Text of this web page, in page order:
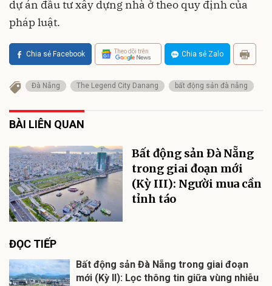
dự án đầu tư xây dựng nhà ở theo quy định của
pháp luật.
Chia sẻ Facebook Theo dõi trên Chia sẻ Zalo
Đà Nẵng The Legend City Danang bất động sản đà nẵng
BÀI LIÊN QUAN
Bất động sản Đà Nẵng
trong giai đoạn mới
(Kỳ III): Người mua cần
tỉnh táo
ĐỌC TIẾP
Bất động sản Đà Nẵng trong giai đoạn
mới (Kỳ II): Lọc thông tin giữa vùng nhiễu